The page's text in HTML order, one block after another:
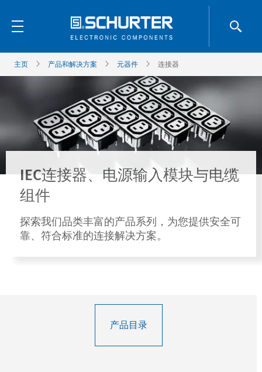
主页 产品和解决方案 元器件 连接器
IEC连接器、电源输入模块与电缆
组件
探索我们品类丰富的产品系列，为您提供安全可
靠、符合标准的连接解决方案。
产品目录